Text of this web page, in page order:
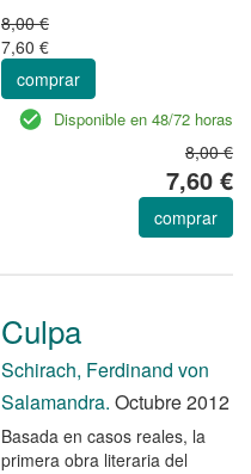
8,00 €
7,60 €
comprar
Disponible en 48/72 horas
8,00 €
7,60 €
comprar
Culpa
Schirach, Ferdinand von
Salamandra. Octubre 2012
Basada en casos reales, la
primera obra literaria del